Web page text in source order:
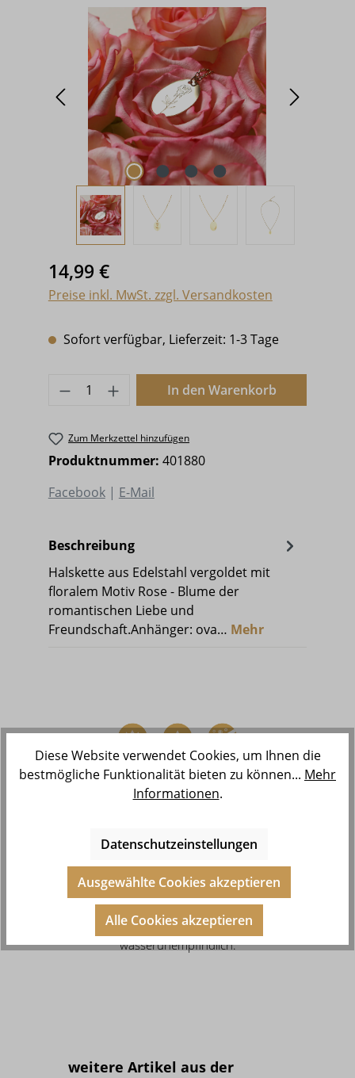
Bildergalerie überspringen
Regulärer Preis:
14,99 €
Preise inkl. MwSt. zzgl. Versandkosten
Sofort verfügbar, Lieferzeit: 1-3 Tage
Produkt Anzahl: Gib den
In den Warenkorb
Zum Merkzettel hinzufügen
Produktnummer: 401880
Facebook| E-Mail
Beschreibung
Halskette aus Edelstahl vergoldet mit
floralem Motiv Rose - Blume der
romantischen Liebe und
Freundschaft.Anhänger: ova… Mehr
Unsere Kollektionen kannst Du
wenn Du gegen Nickel und Co.
allergisch bist, denn unser Schmuck
besteht aus Edelstahl und ist 14
Karat vergoldet, 999 feinversilbert
oder rosévergoldet. Zudem ist er
schweißresistent und
wasserunempfindlich.
Produktgalerie überspringen
weitere Artikel aus der
Diese Website verwendet Cookies, um Ihnen die
bestmögliche Funktionalität bieten zu können... Mehr
Informationen.
Datenschutzeinstellungen
Ausgewählte Cookies akzeptieren
Alle Cookies akzeptieren